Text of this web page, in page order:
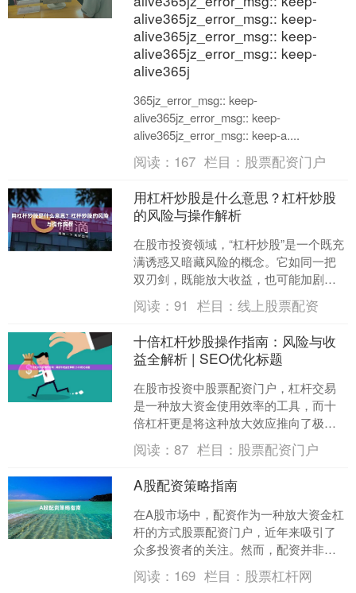
alive365jz_error_msg:: keep-
alive365jz_error_msg:: keep-
alive365jz_error_msg:: keep-
alive365j
365jz_error_msg:: keep-
alive365jz_error_msg:: keep-
alive365jz_error_msg:: keep-a....
阅读： 167 栏目： 股票配资门户
用杠杆炒股是什么意思？杠杆炒股
的风险与操作解析
在股市投资领域，“杠杆炒股”是一个既充
满诱惑又暗藏风险的概念。它如同一把
双刃剑，既能放大收益，也可能加剧亏
损。本文将深入解析杠杆炒股的含义、
操作方式及其潜在风险....
阅读：91 栏目：线上股票配资
十倍杠杆炒股操作指南：风险与收
益全解析 | SEO优化标题
在股市投资中股票配资门户，杠杆交易
是一种放大资金使用效率的工具，而十
倍杠杆更是将这种放大效应推向了极
致。对于追求高收益的投资者而言，十
倍杠杆炒股可能带来惊人的回....
阅读：87 栏目： 股票配资门户
A股配资策略指南
在A股市场中，配资作为一种放大资金杠
杆的方式股票配资门户，近年来吸引了
众多投资者的关注。然而，配资并非简
单的“借钱炒股”，而是一把双刃剑。本文
将为您全面解析A股....
阅读： 169 栏目： 股票杠杆网